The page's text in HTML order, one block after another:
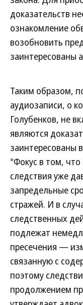
доказательств
ознакомление
возобновить
заинтересованы
Таким образом,
аудиозаписи, о
Голубенков, не
являются
заинтересованы
"Фокус в том, что
следствия уже
запредельные
стражей. И в
следственных
подлежат
пресечения —
связанную с
поэтому
продолжением